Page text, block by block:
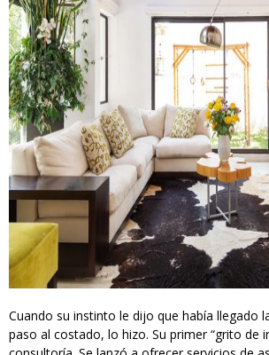
Cuando su instinto le dijo que había llegado
paso al costado, lo hizo. Su primer “grito de